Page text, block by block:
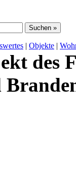
| Objekte |
des